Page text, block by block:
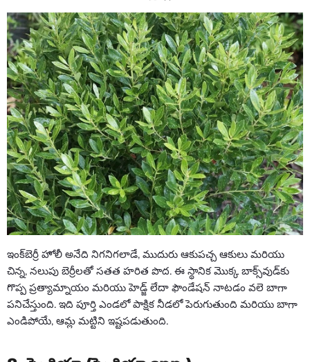
ఇంక్‌బెర్రీ హోలీ అనేది నిగనిగలాడే, ముదురు ఆకుపచ్చ ఆకులు మరియు
చిన్న, నలుపు బెర్రీలతో సతత హరిత పొద. ఈ స్థానిక మొక్క బాక్స్‌వుడ్‌కు
గొప్ప ప్రత్యామ్నాయం మరియు హెడ్జ్ లేదా ఫౌండేషన్ నాటడం వలె బాగా
పనిచేస్తుంది. ఇది పూర్తి ఎండలో పాక్షిక నీడలో పెరుగుతుంది మరియు బాగా
ఎండిపోయే, ఆమ్ల మట్టిని ఇష్టపడుతుంది.